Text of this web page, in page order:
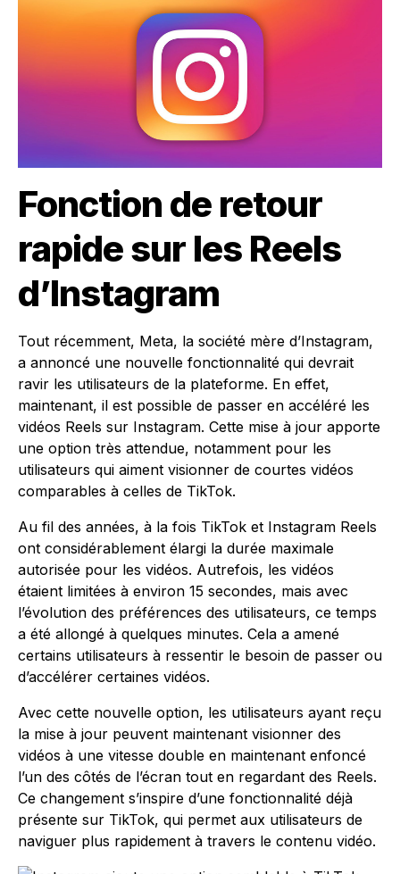
Fonction de retour
rapide sur les Reels
d’Instagram
Tout récemment, Meta, la société mère d’Instagram,
a annoncé une nouvelle fonctionnalité qui devrait
ravir les utilisateurs de la plateforme. En effet,
maintenant, il est possible de passer en accéléré les
vidéos Reels sur Instagram. Cette mise à jour apporte
une option très attendue, notamment pour les
utilisateurs qui aiment visionner de courtes vidéos
comparables à celles de TikTok.
Au fil des années, à la fois TikTok et Instagram Reels
ont considérablement élargi la durée maximale
autorisée pour les vidéos. Autrefois, les vidéos
étaient limitées à environ 15 secondes, mais avec
l’évolution des préférences des utilisateurs, ce temps
a été allongé à quelques minutes. Cela a amené
certains utilisateurs à ressentir le besoin de passer ou
d’accélérer certaines vidéos.
Avec cette nouvelle option, les utilisateurs ayant reçu
la mise à jour peuvent maintenant visionner des
vidéos à une vitesse double en maintenant enfoncé
l’un des côtés de l’écran tout en regardant des Reels.
Ce changement s’inspire d’une fonctionnalité déjà
présente sur TikTok, qui permet aux utilisateurs de
naviguer plus rapidement à travers le contenu vidéo.